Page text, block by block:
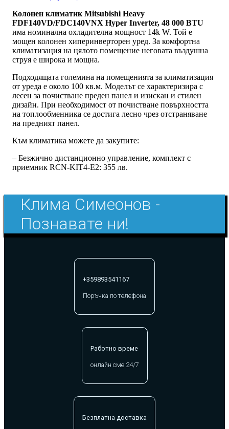
Колонен климатик Mitsubishi Heavy
FDF140VD/FDC140VNX Hyper Inverter, 48 000 BTU
има номинална охладителна мощност 14k W. Той е
мощен колонен хиперинверторен уред. За комфортна
климатизация на цялото помещение неговата въздушна
струя е широка и мощна.
Подходящата големина на помещенията за климатизация
от уреда е около 100 кв.м. Моделът се характеризира с
лесен за почистване преден панел и изискан и стилен
дизайн. При необходимост от почистване повърхността
на топлообменника се достига лесно чрез отстраняване
на предният панел.
Към климатика можете да закупите:
– Безжично дистанционно управление, комплект с
приемник RCN-KIT4-E2: 355 лв.
Клима Симеонов -
Познавате ни!
+359893541167
Поръчка по телефона
Работно време
онлайн сме 24/7
Безплатна доставка